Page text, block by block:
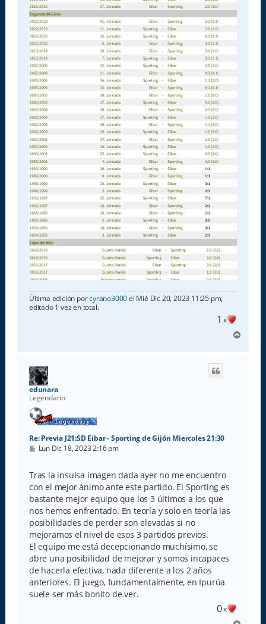
Última edición porcyrano3000el Mié Dic 20, 2023 11:25 pm,
editado 1 vez en total.
1 x
r
edunara
Legendario
Re: Previa J21:SD Eibar - Sporting de Gijón Miercoles 21:30
M
s
a
j
e
Lun Dic 18, 2023 2:16 pm
Tras la insulsa imagen dada ayer no me encuentro
con el mejor ánimo ante este partido. El Sporting es
bastante mejor equipo que los 3 últimos a los que
nos hemos enfrentado. En teoría y solo en teoría las
posibilidades de perder son elevadas si no
mejoramos el nivel de esos 3 partidos previos.
El equipo me está decepcionando muchísimo, se
abre una posibilidad de mejorar y somos incapaces
de hacerla efectiva, nada diferente a los 2 años
anteriores. El juego, fundamentalmente, en Ipurúa
suele ser más bonito de ver.
0x